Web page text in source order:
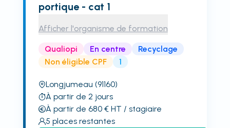
portique - cat 1
Afficher l'organisme de formation
Qualiopi En centre
Recyclage
Non éligible CPF
1
Longjumeau (91160)
À partir de 2 jours
À partir de 680€ HT / stagiaire
5 places restantes